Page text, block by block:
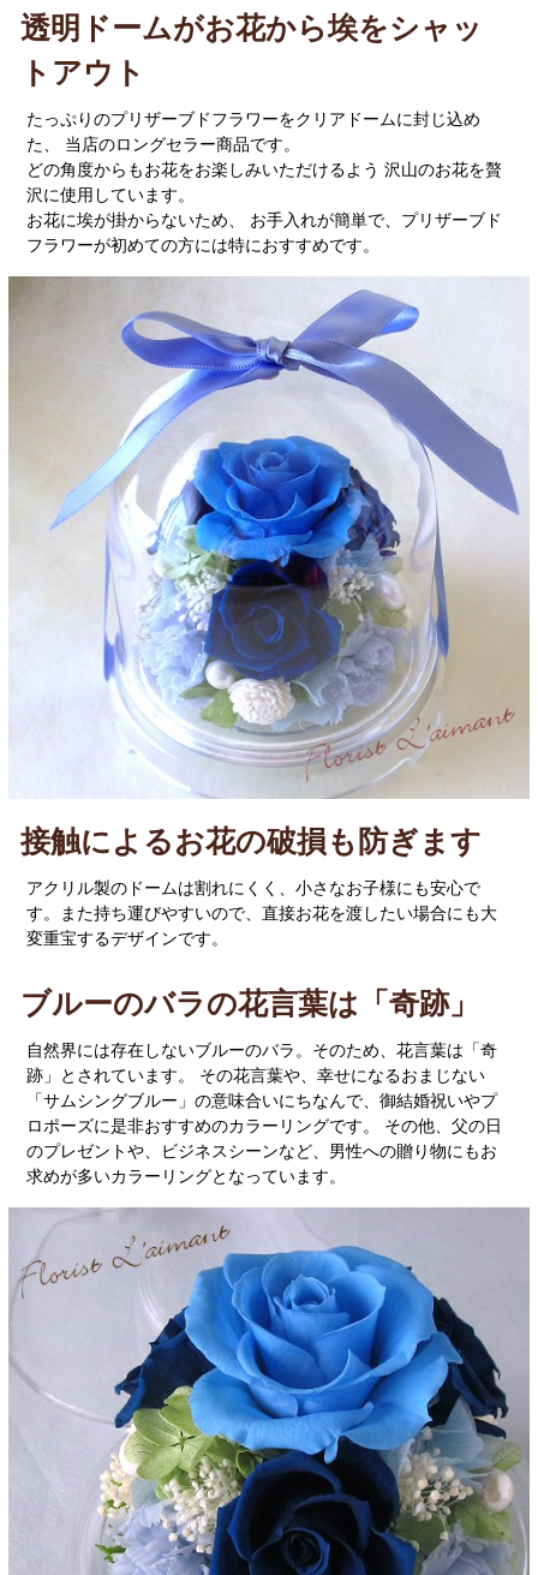
透明ドームがお花から埃をシャッ
トアウト
たっぷりのプリザーブドフラワーをクリアドームに封じ込め
た、 当店のロングセラー商品です。
どの角度からもお花をお楽しみいただけるよう 沢山のお花を贅
沢に使用しています。
お花に埃が掛からないため、 お手入れが簡単で、プリザーブド
フラワーが初めての方には特におすすめです。
接触によるお花の破損も防ぎます
アクリル製のドームは割れにくく、小さなお子様にも安心で
す。また持ち運びやすいので、直接お花を渡したい場合にも大
変重宝するデザインです。
ブルーのバラの花言葉は「奇跡」
自然界には存在しないブルーのバラ。そのため、花言葉は「奇
跡」とされています。 その花言葉や、幸せになるおまじない
「サムシングブルー」の意味合いにちなんで、御結婚祝いやプ
ロポーズに是非おすすめのカラーリングです。 その他、父の日
のプレゼントや、ビジネスシーンなど、男性への贈り物にもお
求めが多いカラーリングとなっています。